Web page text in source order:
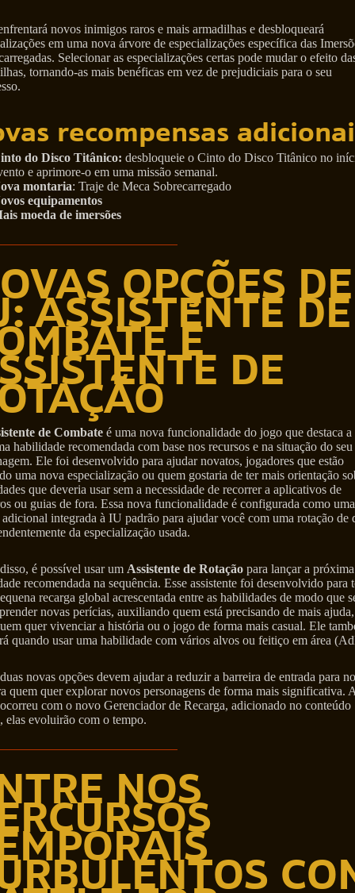
novos inimigos raros e mais armadilhas e desbloqueará
em uma nova árvore de especializações específica das
Selecionar as especializações certas pode mudar o efeito
tornando-as mais benéficas em vez de prejudiciais para o seu
recompensas
do Disco Titânico: desbloqueie o Cinto do Disco Titânico no
e aprimore-o em uma missão semanal.
montaria: Traje de Meca Sobrecarregado
equipamentos
moeda de imersões
OPÇÕES DE
ASSISTENTE DE
E
DE
de Combate é uma nova funcionalidade do jogo que destaca a
habilidade recomendada com base nos recursos e na situação do seu
Ele foi desenvolvido para ajudar novatos, jogadores que estão
uma nova especialização ou quem gostaria de ter mais orientação
que deveria usar sem a necessidade de recorrer a aplicativos de
ou guias de fora. Essa nova funcionalidade é configurada como uma
integrada à IU padrão para ajudar você com uma rotação de
da especialização usada.
é possível usar um Assistente de Rotação para lançar a próxima
recomendada na sequência. Esse assistente foi desenvolvido para
recarga global acrescentada entre as habilidades de modo que
novas perícias, auxiliando quem está precisando de mais
quer vivenciar a história ou o jogo de forma mais casual. Ele
quando usar uma habilidade com vários alvos ou feitiço em área
novas opções devem ajudar a reduzir a barreira de entrada para
quem quer explorar novos personagens de forma mais significativa.
com o novo Gerenciador de Recarga, adicionado no conteúdo
elas evoluirão com o tempo.
NOS